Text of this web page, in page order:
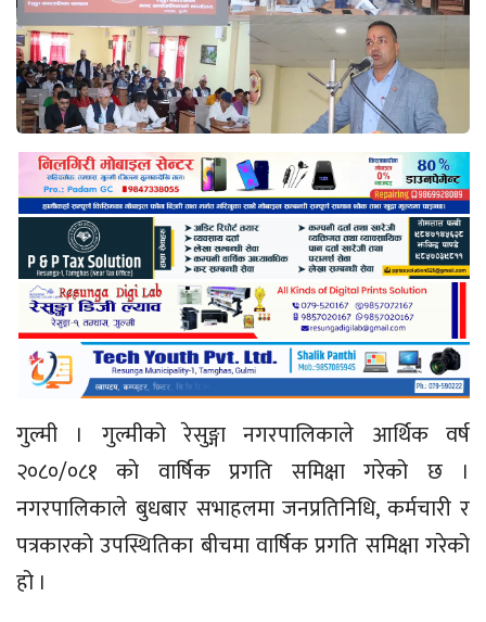
गुल्मी । गुल्मीको रेसुङ्गा नगरपालिकाले आर्थिक वर्ष
२०८०/०८१ काे वार्षिक प्रगति समिक्षा गरेको छ ।
नगरपालिकाले बुधबार सभाहलमा जनप्रतिनिधि, कर्मचारी र
पत्रकारको उपस्थितिका बीचमा वार्षिक प्रगति समिक्षा गरेको
हो ।